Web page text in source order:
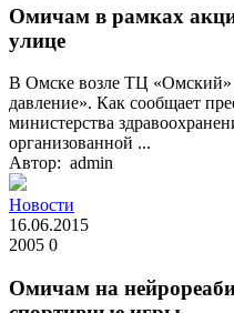
Омичам в рамках
улице
В Омске возле ТЦ
давление». Как сообщает
министерства
организованной ...
Автор: admin
Новости
16.06.2015
2005 0
Омичам на